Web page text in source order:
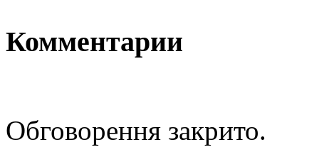
Комментарии
Обговорення закрито.